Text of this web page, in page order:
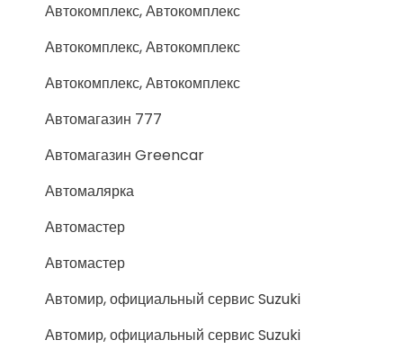
Автокомплекс, Автокомплекс
Автокомплекс, Автокомплекс
Автокомплекс, Автокомплекс
Автомагазин 777
Автомагазин Greencar
Автомалярка
Автомастер
Автомастер
Автомир, официальный сервис Suzuki
Автомир, официальный сервис Suzuki